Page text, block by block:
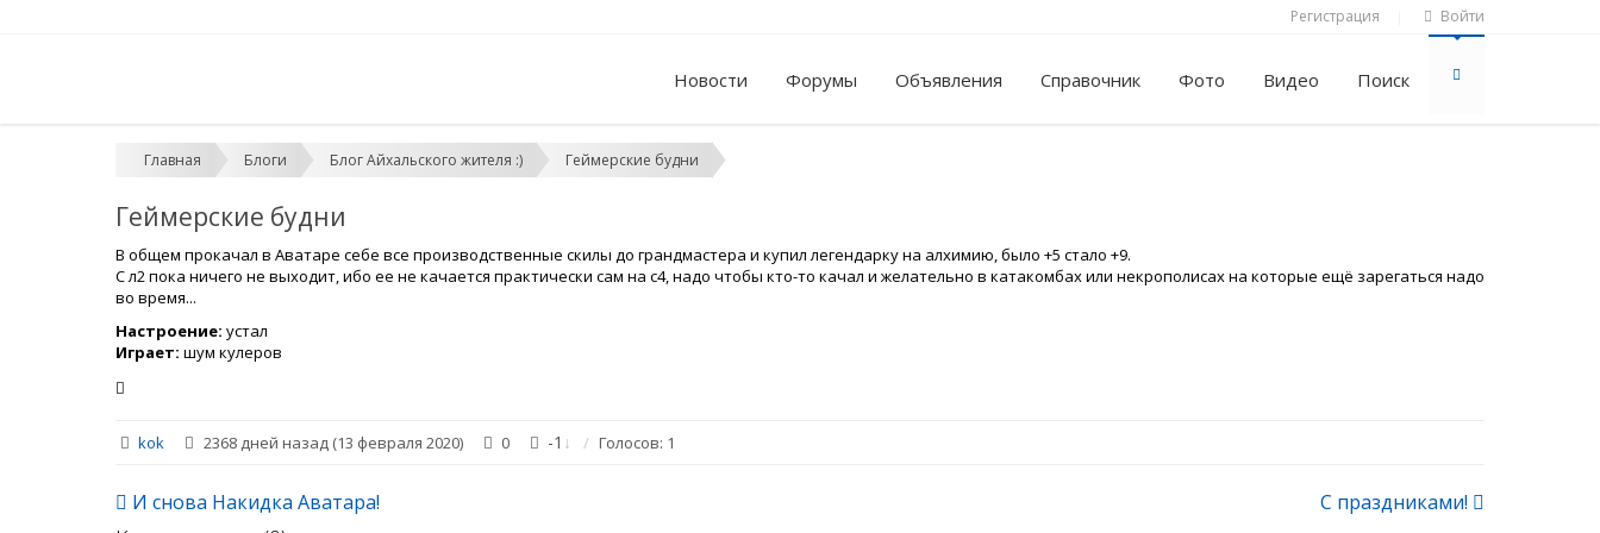
Регистрация Войти
Новости Форумы Объявления Справочник Фото Видео Поиск
Главная Блоги Блог Айхальского жителя :) Геймерские будни
Геймерские будни
В общем прокачал в Аватаре себе все производственные скилы до грандмастера и купил легендарку на алхимию, было +5 стало +9.
С л2 пока ничего не выходит, ибо ее не качается практически сам на с4, надо чтобы кто-то качал и желательно в катакомбах или некрополисах на которые ещё зарегаться надо
во время...
Настроение: устал
Играет: шум кулеров
kok 2368 дней назад (13 февраля 2020) 0 -1 ↓ Голосов: 1
И снова Накидка Аватара! С праздниками!